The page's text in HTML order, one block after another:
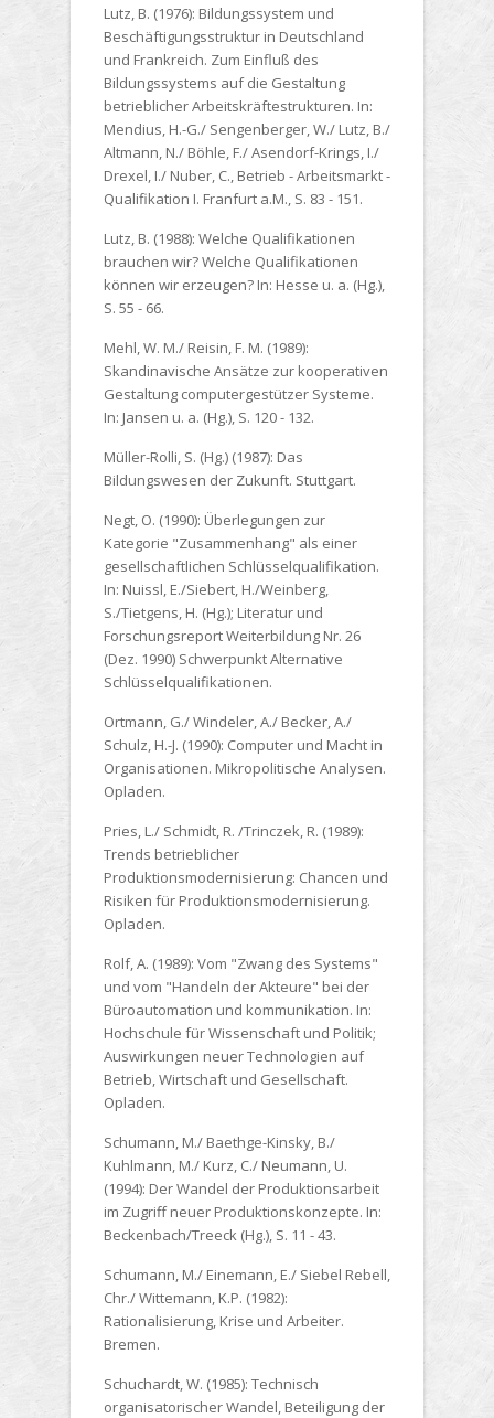
Lutz, B. (1976): Bildungssystem und
Beschäftigungsstruktur in Deutschland
und Frankreich. Zum Einfluß des
Bildungssystems auf die Gestaltung
betrieblicher Arbeitskräftestrukturen. In:
Mendius, H.-G./ Sengenberger, W./ Lutz, B./
Altmann, N./ Böhle, F./ Asendorf-Krings, I./
Drexel, I./ Nuber, C., Betrieb - Arbeitsmarkt -
Qualifikation I. Franfurt a.M., S. 83 - 151.
Lutz, B. (1988): Welche Qualifikationen
brauchen wir? Welche Qualifikationen
können wir erzeugen? In: Hesse u. a. (Hg.),
S. 55 - 66.
Mehl, W. M./ Reisin, F. M. (1989):
Skandinavische Ansätze zur kooperativen
Gestaltung computergestützer Systeme.
In: Jansen u. a. (Hg.), S. 120 - 132.
Müller-Rolli, S. (Hg.) (1987): Das
Bildungswesen der Zukunft. Stuttgart.
Negt, O. (1990): Überlegungen zur
Kategorie "Zusammenhang" als einer
gesellschaftlichen Schlüsselqualifikation.
In: Nuissl, E./Siebert, H./Weinberg,
S./Tietgens, H. (Hg.); Literatur und
Forschungsreport Weiterbildung Nr. 26
(Dez. 1990) Schwerpunkt Alternative
Schlüsselqualifikationen.
Ortmann, G./ Windeler, A./ Becker, A./
Schulz, H.-J. (1990): Computer und Macht in
Organisationen. Mikropolitische Analysen.
Opladen.
Pries, L./ Schmidt, R. /Trinczek, R. (1989):
Trends betrieblicher
Produktionsmodernisierung: Chancen und
Risiken für Produktionsmodernisierung.
Opladen.
Rolf, A. (1989): Vom "Zwang des Systems"
und vom "Handeln der Akteure" bei der
Büroautomation und kommunikation. In:
Hochschule für Wissenschaft und Politik;
Auswirkungen neuer Technologien auf
Betrieb, Wirtschaft und Gesellschaft.
Opladen.
Schumann, M./ Baethge-Kinsky, B./
Kuhlmann, M./ Kurz, C./ Neumann, U.
(1994): Der Wandel der Produktionsarbeit
im Zugriff neuer Produktionskonzepte. In:
Beckenbach/Treeck (Hg.), S. 11 - 43.
Schumann, M./ Einemann, E./ Siebel Rebell,
Chr./ Wittemann, K.P. (1982):
Rationalisierung, Krise und Arbeiter.
Bremen.
Schuchardt, W. (1985): Technisch
organisatorischer Wandel, Beteiligung der